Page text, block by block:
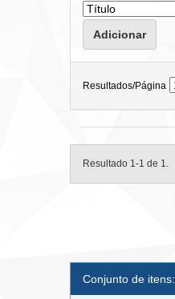
Resultados/Página
Resultado 1-1 de 1.
Conjunto de itens: